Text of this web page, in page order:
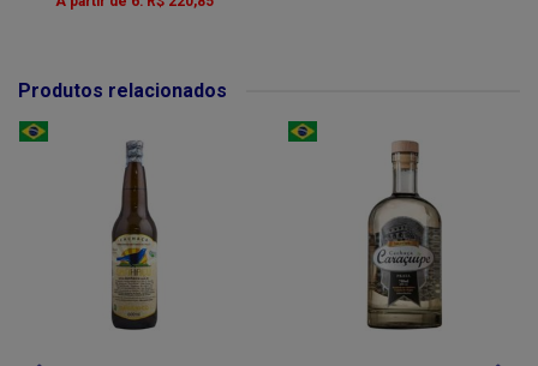
Produtos relacionados